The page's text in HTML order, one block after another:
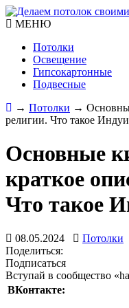
МЕНЮ
Потолки
Освещение
Гипсокартонные
Подвесные
→ Потолки →
религии. Что такое
Основные
краткое
Что такое
08.05.2024
Потолки
Поделиться:
Подписаться
Вступай в сообщество
ВКонтакте: